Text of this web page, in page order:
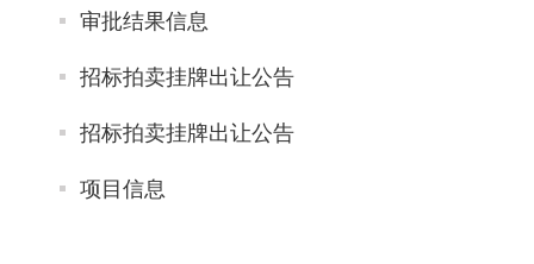
审批结果信息
招标拍卖挂牌出让公告
招标拍卖挂牌出让公告
项目信息